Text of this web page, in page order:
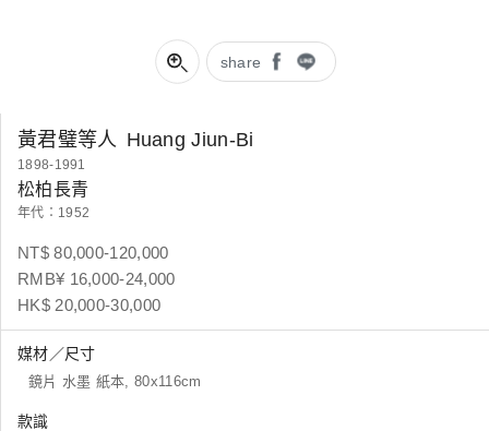
share
黃君璧等人 Huang Jiun-Bi
1898-1991
松柏長青
年代：1952
NT$ 80,000-120,000
RMB¥ 16,000-24,000
HK$ 20,000-30,000
媒材／尺寸
鏡片 水墨 紙本, 80x116cm
款識